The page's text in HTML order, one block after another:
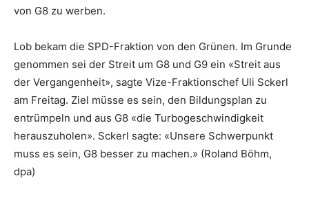
von G8 zu werben.
Lob bekam die SPD-Fraktion von den Grünen. Im Grunde
genommen sei der Streit um G8 und G9 ein «Streit aus
der Vergangenheit», sagte Vize-Fraktionschef Uli Sckerl
am Freitag. Ziel müsse es sein, den Bildungsplan zu
entrümpeln und aus G8 «die Turbogeschwindigkeit
herauszuholen». Sckerl sagte: «Unsere Schwerpunkt
muss es sein, G8 besser zu machen.» (Roland Böhm,
dpa)